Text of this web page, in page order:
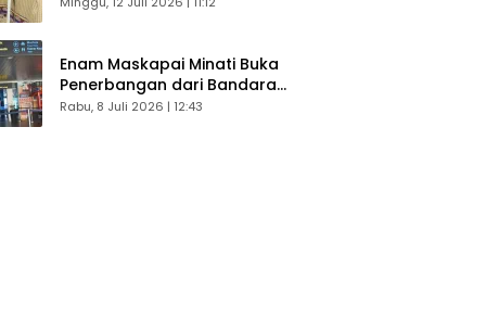
Enam Maskapai Minati Buka
Penerbangan dari Bandara
Husein Sastranegara
Rabu, 8 Juli 2026 | 12:43